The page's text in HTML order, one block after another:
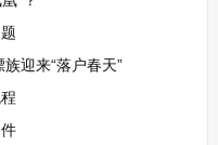
迎来“落户春天”